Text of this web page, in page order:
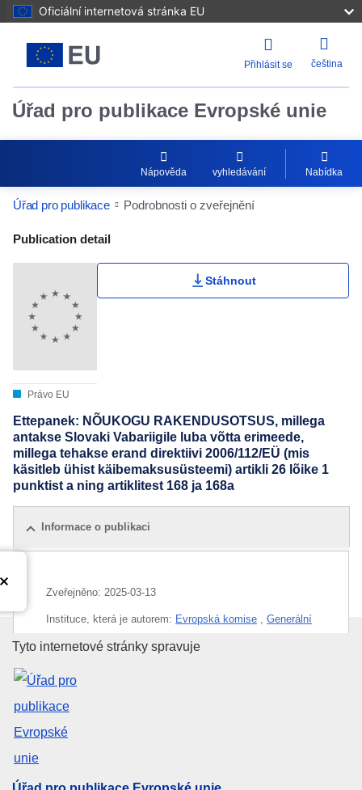
Oficiální internetová stránka EU
Přihlásit se čeština
Úřad pro publikace Evropské unie
Nápověda vyhledávání Nabídka
Úřad pro publikace Podrobnosti o zveřejnění
Publication Detail Actions Portlet
Publication detail
Právo EU
Stáhnout
Ettepanek: NÕUKOGU RAKENDUSOTSUS, millega
antakse Slovaki Vabariigile luba võtta erimeede,
millega tehakse erand direktiivi 2006/112/EÜ (mis
käsitleb ühist käibemaksusüsteemi) artikli 26 lõike 1
punktist a ning artiklitest 168 ja 168a
Informace o publikaci
Zveřejněno: 2025-03-13
Instituce, která je autorem: Evropská komise
Generální
ředitelství pro daně a celní unii
Téma:
Slovensko
CELEX : 52025PC0104
Úřad pro publikace Evropské
Tyto internetové stránky spravuje